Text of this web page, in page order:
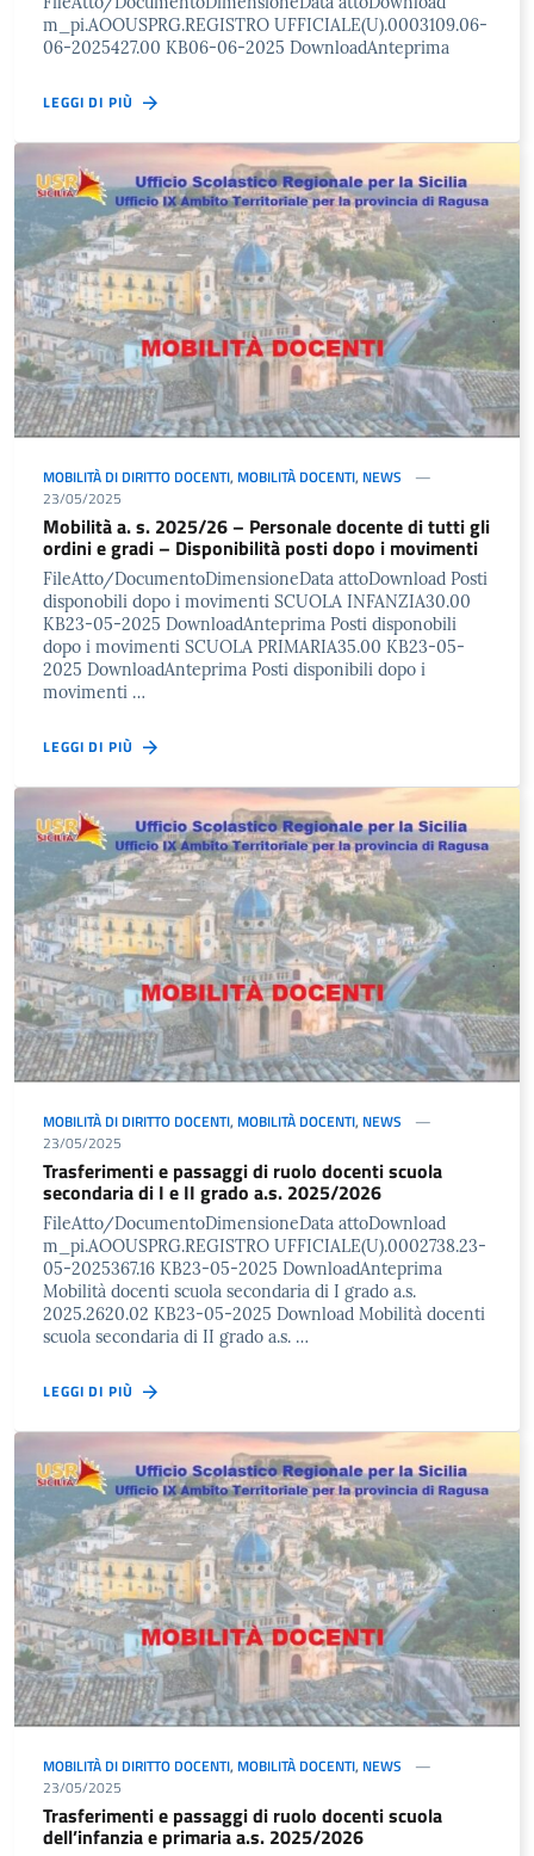
m_pi.AOOUSPRG.REGISTRO UFFICIALE(U).0003109.06-
06-2025427.00 KB06-06-2025 DownloadAnteprima
LEGGI DI PIÙ
MOBILITÀ DI DIRITTO DOCENTI, MOBILITÀ DOCENTI, NEWS
23/05/2025
Mobilità a. s. 2025/26 – Personale docente di tutti gli
ordini e gradi – Disponibilità posti dopo i movimenti
FileAtto/DocumentoDimensioneData attoDownload Posti
disponobili dopo i movimenti SCUOLA INFANZIA30.00
KB23-05-2025 DownloadAnteprima Posti disponobili
dopo i movimenti SCUOLA PRIMARIA35.00 KB23-05-
2025 DownloadAnteprima Posti disponibili dopo i
movimenti …
LEGGI DI PIÙ
MOBILITÀ DI DIRITTO DOCENTI, MOBILITÀ DOCENTI, NEWS
23/05/2025
Trasferimenti e passaggi di ruolo docenti scuola
secondaria di I e II grado a.s. 2025/2026
FileAtto/DocumentoDimensioneData attoDownload
m_pi.AOOUSPRG.REGISTRO UFFICIALE(U).0002738.23-
05-2025367.16 KB23-05-2025 DownloadAnteprima
Mobilità docenti scuola secondaria di I grado a.s.
2025.2620.02 KB23-05-2025 Download Mobilità docenti
scuola secondaria di II grado a.s. …
LEGGI DI PIÙ
MOBILITÀ DI DIRITTO DOCENTI, MOBILITÀ DOCENTI, NEWS
23/05/2025
Trasferimenti e passaggi di ruolo docenti scuola
dell’infanzia e primaria a.s. 2025/2026